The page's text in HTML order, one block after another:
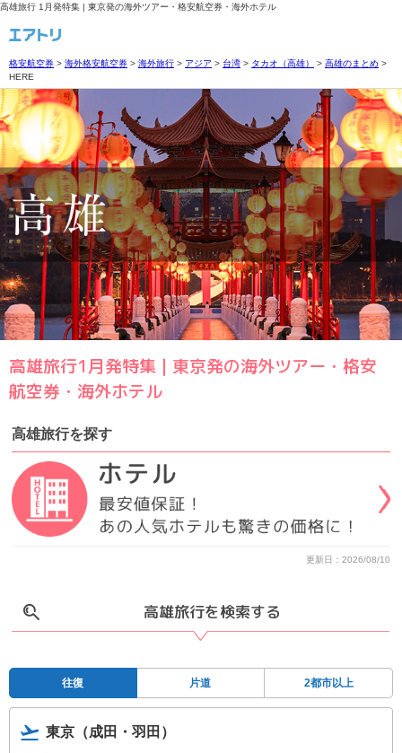
高雄旅行 1月発特集 | 東京発の海外ツアー・格安航空券・海外ホテル
格安航空券 > 海外格安航空券 > 海外旅行 > アジア > 台湾 > タカオ（高雄） > 高雄のまとめ >
HERE
高雄旅行1月発特集 | 東京発の海外ツアー・格安
航空券・海外ホテル
高雄旅行を探す
更新日：2026/08/10
高雄旅行を検索する
往復 片道 2都市以上
東京（成田・羽田）